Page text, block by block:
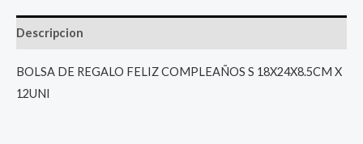
Descripcion
BOLSA DE REGALO FELIZ COMPLEAÑOS S 18X24X8.5CM X
12UNI